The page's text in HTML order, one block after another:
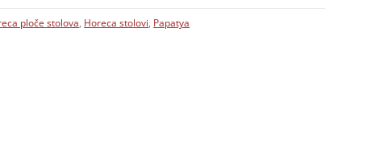
ploče stolova Horeca stolovi Papatya